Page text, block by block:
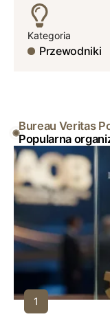
Kategoria
Przewodniki
Popularna
Bureau Veritas